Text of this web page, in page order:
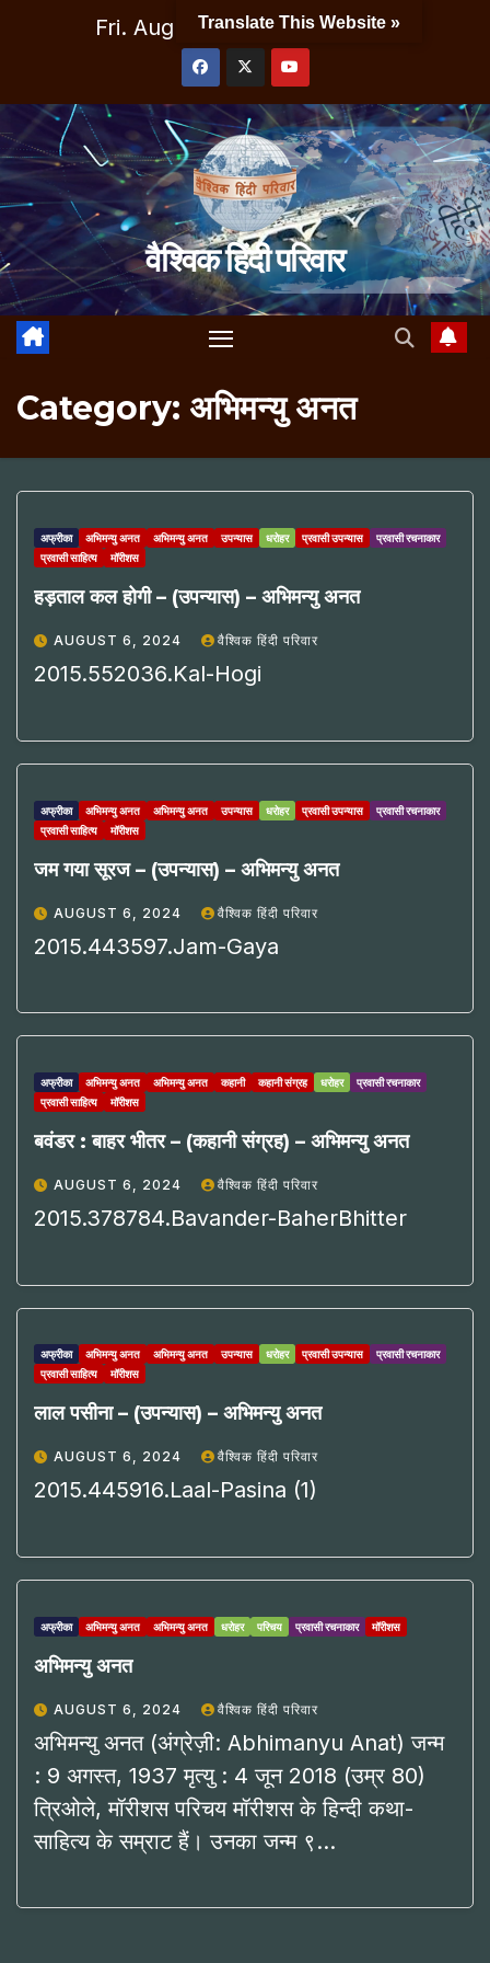
Fri. Aug 7th, 2026 9:11:15 AM
वैश्विक हिंदी परिवार
Category: अभिमन्यु अनत
अफ्रीका अभिमन्यु अनत अभिमन्यु अनत उपन्यास धरोहर प्रवासी उपन्यास
प्रवासी रचनाकार
प्रवासी साहित्य
मॉरीशस
हड़ताल कल होगी – (उपन्यास) – अभिमन्यु अनत
AUGUST 6, 2024 वैश्विक हिंदी परिवार
2015.552036.Kal-Hogi
अफ्रीका अभिमन्यु अनत अभिमन्यु अनत उपन्यास धरोहर प्रवासी उपन्यास
प्रवासी रचनाकार
प्रवासी साहित्य
मॉरीशस
जम गया सूरज – (उपन्यास) – अभिमन्यु अनत
AUGUST 6, 2024 वैश्विक हिंदी परिवार
2015.443597.Jam-Gaya
अफ्रीका अभिमन्यु अनत अभिमन्यु अनत कहानी कहानी संग्रह धरोहर
प्रवासी रचनाकार
प्रवासी साहित्य
मॉरीशस
बवंडर : बाहर भीतर – (कहानी संग्रह) – अभिमन्यु अनत
AUGUST 6, 2024 वैश्विक हिंदी परिवार
2015.378784.Bavander-BaherBhitter
अफ्रीका अभिमन्यु अनत अभिमन्यु अनत उपन्यास धरोहर प्रवासी उपन्यास
प्रवासी रचनाकार
प्रवासी साहित्य
मॉरीशस
लाल पसीना – (उपन्यास) – अभिमन्यु अनत
AUGUST 6, 2024 वैश्विक हिंदी परिवार
2015.445916.Laal-Pasina (1)
अफ्रीका अभिमन्यु अनत अभिमन्यु अनत धरोहर परिचय प्रवासी रचनाकार मॉरीशस
अभिमन्यु अनत
AUGUST 6, 2024 वैश्विक हिंदी परिवार
अभिमन्यु अनत (अंग्रेज़ी: Abhimanyu Anat) जन्म
: 9 अगस्त, 1937 मृत्यु : 4 जून 2018 (उम्र 80)
त्रिओले, मॉरीशस परिचय मॉरीशस के हिन्दी कथा-
साहित्य के सम्राट हैं। उनका जन्म ९…
Translate This Website »